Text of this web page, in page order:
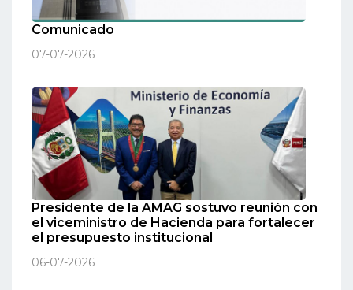
Comunicado
07-07-2026
Presidente de la AMAG sostuvo reunión con
el viceministro de Hacienda para fortalecer
el presupuesto institucional
06-07-2026